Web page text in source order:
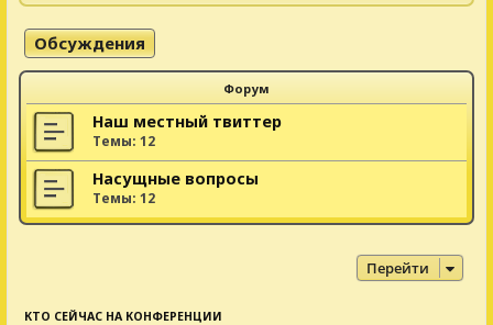
о
с
Обсуждения
Форум
Наш местный твиттер
Темы: 12
Насущные вопросы
Темы: 12
Перейти
КТО СЕЙЧАС НА КОНФЕРЕНЦИИ